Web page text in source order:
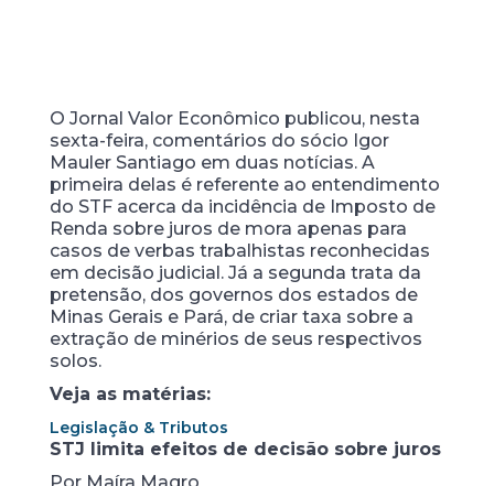
O Jornal Valor Econômico publicou, nesta
sexta-feira, comentários do sócio Igor
Mauler Santiago em duas notícias. A
primeira delas é referente ao entendimento
do STF acerca da incidência de Imposto de
Renda sobre juros de mora apenas para
casos de verbas trabalhistas reconhecidas
em decisão judicial. Já a segunda trata da
pretensão, dos governos dos estados de
Minas Gerais e Pará, de criar taxa sobre a
extração de minérios de seus respectivos
solos.
Veja as matérias:
Legislação & Tributos
STJ limita efeitos de decisão sobre juros